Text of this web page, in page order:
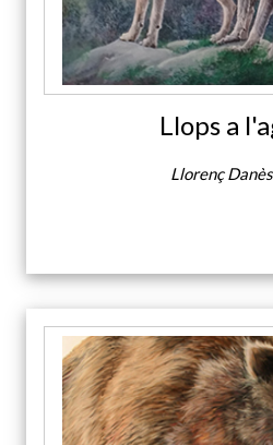
Llops a
Llorenç